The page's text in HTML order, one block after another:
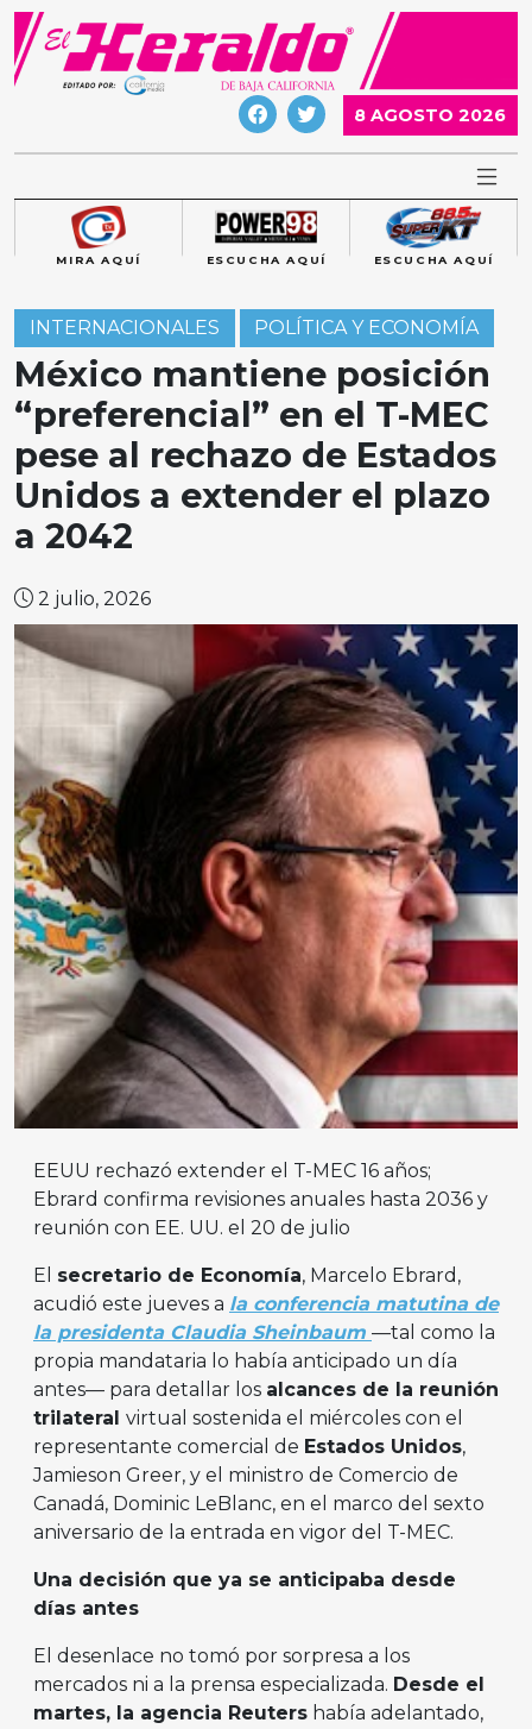
Skip
content
8 AGOSTO 2026
MIRA AQUÍ ESCUCHA AQUÍ ESCUCHA AQUÍ
INTERNACIONALES POLÍTICA Y ECONOMÍA
México mantiene posición
“preferencial” en el T-MEC
pese al rechazo de Estados
Unidos a extender el plazo
a 2042
2 julio, 2026
EEUU rechazó extender el T-MEC 16 años;
Ebrard confirma revisiones anuales hasta 2036 y
reunión con EE. UU. el 20 de julio
El secretario de Economía, Marcelo Ebrard,
acudió este jueves a la conferencia matutina de
la presidenta Claudia Sheinbaum —tal como la
propia mandataria lo había anticipado un día
antes— para detallar los alcances de la reunión
trilateral virtual sostenida el miércoles con el
representante comercial de Estados Unidos,
Jamieson Greer, y el ministro de Comercio de
Canadá, Dominic LeBlanc, en el marco del sexto
aniversario de la entrada en vigor del T-MEC.
Una decisión que ya se anticipaba desde
días antes
El desenlace no tomó por sorpresa a los
mercados ni a la prensa especializada. Desde el
martes, la agencia Reuters había adelantado,